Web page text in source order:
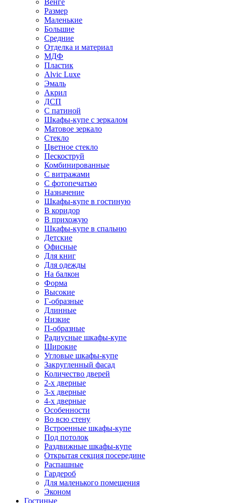
Венге
Размер
Маленькие
Большие
Средние
Отделка и материал
МДФ
Пластик
Alvic Luxe
Эмаль
Акрил
ДСП
С патиной
Шкафы-купе с зеркалом
Матовое зеркало
Стекло
Цветное стекло
Пескоструй
Комбинированные
С витражами
С фотопечатью
Назначение
Шкафы-купе в гостиную
В коридор
В прихожую
Шкафы-купе в спальню
Детские
Офисные
Для книг
Для одежды
На балкон
Форма
Высокие
Г-образные
Длинные
Низкие
П-образные
Радиусные шкафы-купе
Широкие
Угловые шкафы-купе
Закругленный фасад
Количество дверей
2-х дверные
3-х дверные
4-х дверные
Особенности
Во всю стену
Встроенные шкафы-купе
Под потолок
Раздвижные шкафы-купе
Открытая секция посередине
Распашные
Гардероб
Для маленького помещения
Эконом
Гостиные